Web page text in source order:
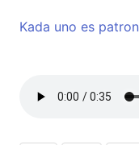
Kada uno es patron